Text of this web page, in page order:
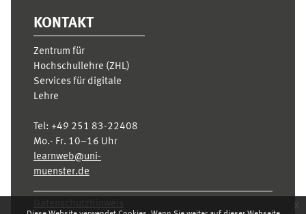
x
KONTAKT
Zentrum für
Hochschullehre (ZHL)
Services für digitale
Lehre
Tel: +49 251 83-22408
Mo.- Fr. 10–16 Uhr
learnweb@uni-
muenster.de